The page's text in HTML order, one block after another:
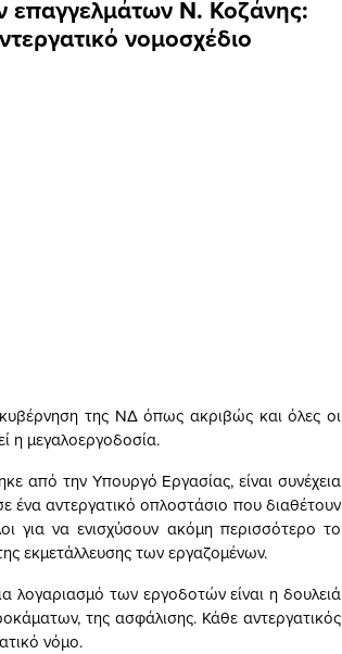
επαγγελμάτων Ν. Κοζάνης:
νομοσχέδιο
της ΝΔ όπως ακριβώς και όλες οι
η μεγαλοεργοδοσία.
από την Υπουργό Εργασίας, είναι συνέχεια
αντεργατικό οπλοστάσιο που διαθέτουν
για να ενισχύσουν ακόμη περισσότερο το
εκμετάλλευσης των εργαζομένων.
λογαριασμό των εργοδοτών είναι η δουλειά
της ασφάλισης. Κάθε αντεργατικός
νόμο.